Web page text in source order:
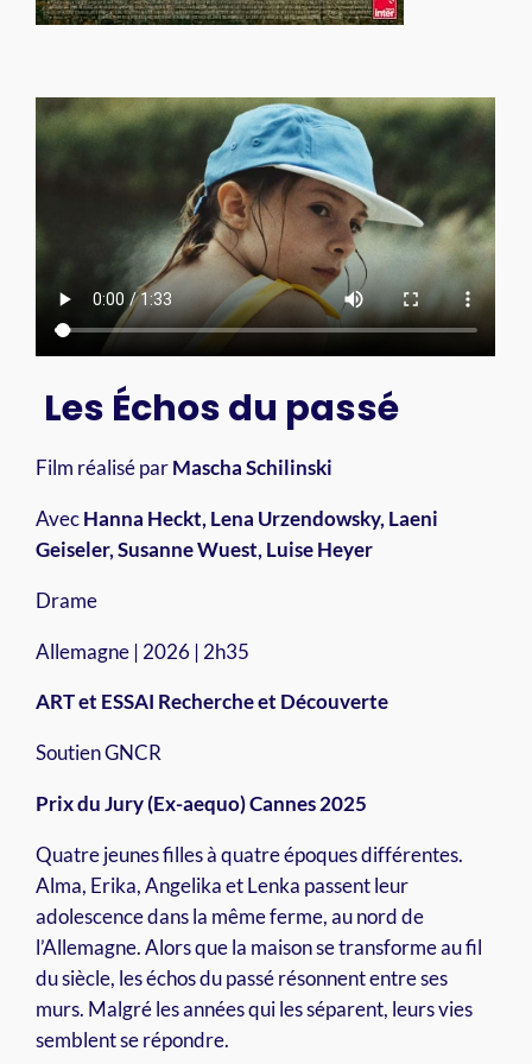
Les Échos du passé
Film réalisé parMascha Schilinski
AvecHanna Heckt, Lena Urzendowsky, Laeni
Geiseler, Susanne Wuest, Luise Heyer
Drame
Allemagne | 2026 | 2h35
ART et ESSAI Recherche et Découverte
Soutien GNCR
Prix du Jury (Ex-aequo) Cannes 2025
Quatre jeunes filles à quatre époques différentes.
Alma, Erika, Angelika et Lenka passent leur
adolescence dans la même ferme, au nord de
l’Allemagne. Alors que la maison se transforme au fil
du siècle, les échos du passé résonnent entre ses
murs. Malgré les années qui les séparent, leurs vies
semblent se répondre.